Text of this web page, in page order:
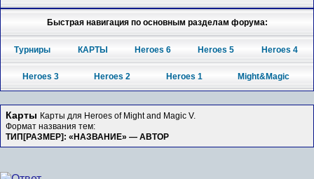
Быстрая навигация по основным разделам форума:
Турниры КАРТЫ Heroes 6 Heroes 5 Heroes 4
Heroes 3 Heroes 2 Heroes 1 Might&Magic
Карты Карты для Heroes of Might and Magic V.
Формат названия тем:
ТИП[РАЗМЕР]: «НАЗВАНИЕ» — АВТОР